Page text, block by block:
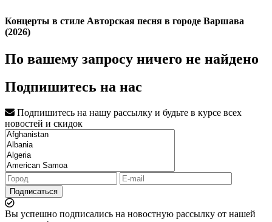
Концерты в стиле Авторская песня в городе Варшава
(2026)
По вашему запросу ничего не найдено
Подпишитесь на нас
Подпишитесь на нашу рассылку и будьте в курсе всех
новостей и скидок
Подписаться
Вы успешно подписались на новостную рассылку от нашей